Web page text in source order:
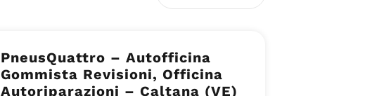
PneusQuattro – Autofficina
Gommista Revisioni, Officina
Autoriparazioni – Caltana (VE)